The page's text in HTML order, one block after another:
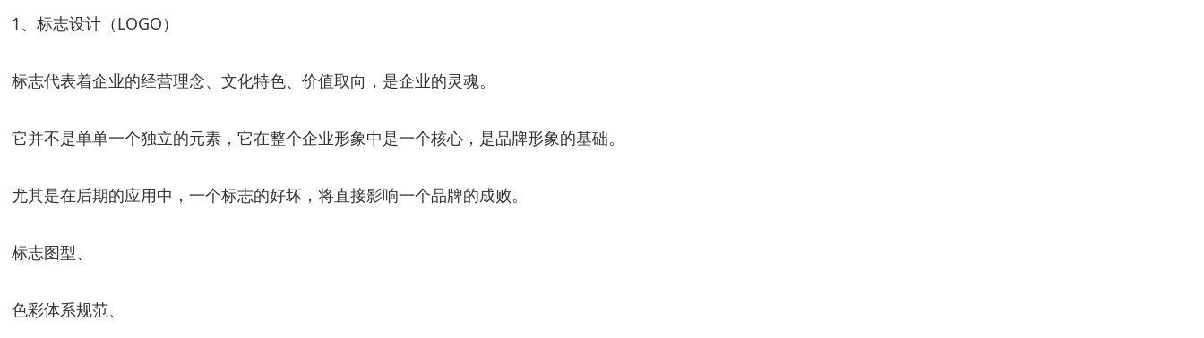
1、标志设计（LOGO）
标志代表着企业的经营理念、文化特色、价值取向，是企业的灵魂。
它并不是单单一个独立的元素，它在整个企业形象中是一个核心，是品牌形象的基础。
尤其是在后期的应用中，一个标志的好坏，将直接影响一个品牌的成败。
标志图型、
色彩体系规范、